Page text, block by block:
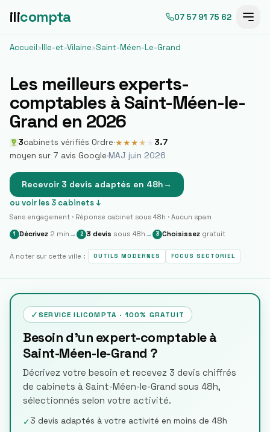
ilicompta 07 57 91 75 62
Accueil›Ille-et-Vilaine›Saint-Méen-Le-Grand
Les meilleurs experts-
comptables à Saint-Méen-le-
Grand en 2026
3cabinets vérifiés Ordre·★★★★
3.7
moyen sur 7 avis Google·MAJ juin 2026
Recevoir 3 devis adaptés en 48h→
ou voir les 3 cabinets ↓
Sans engagement · Réponse cabinet sous 48h · Aucun spam
1 Décrivez 2 min → 2 3 devis sous 48h → 3 Choisissez gratuit
À noter sur cette ville : OUTILS MODERNES FOCUS SECTORIEL
✓ SERVICE ILICOMPTA · 100% GRATUIT
Besoin d'un expert-comptable à
Saint-Méen-le-Grand ?
Décrivez votre besoin et recevez 3 devis chiffrés
de cabinets à Saint-Méen-le-Grand sous 48h,
sélectionnés selon votre activité.
✓3 devis adaptés à votre activité en moins de 48h